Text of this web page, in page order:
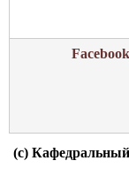
Facebook
(c)